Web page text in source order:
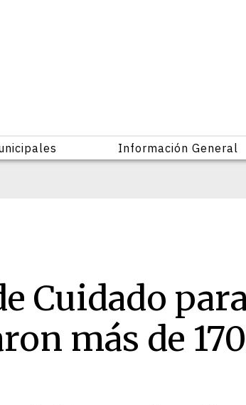
Información General
Cuidado
más de 170